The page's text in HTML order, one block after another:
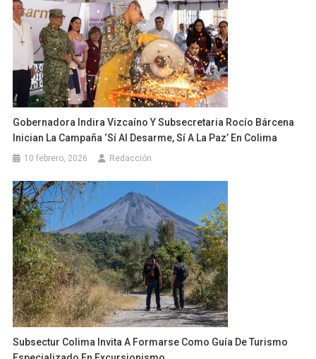
Gobernadora Indira Vizcaíno Y Subsecretaria Rocío Bárcena
Inician La Campaña ‘Sí Al Desarme, Sí A La Paz’ En Colima
10 febrero, 2026 Redacción
Subsectur Colima Invita A Formarse Como Guía De Turismo